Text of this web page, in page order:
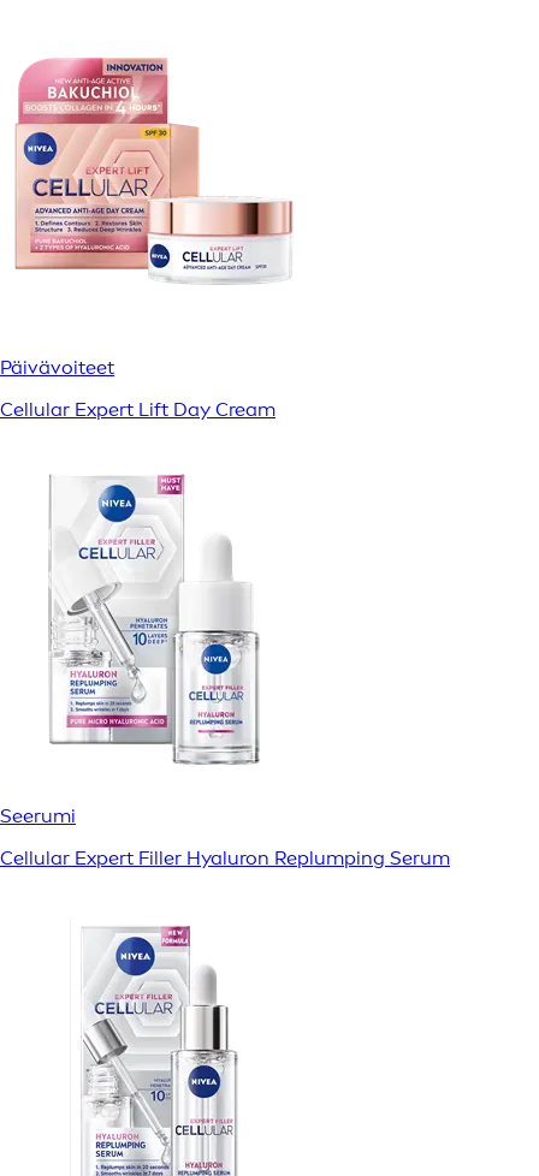
Päivävoiteet
Cellular Expert Lift Day Cream
Seerumi
Cellular Expert Filler Hyaluron Replumping Serum